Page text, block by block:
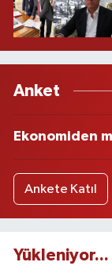
Anket
Ekonomiden
Ankete Katıl
Yükleniyor...